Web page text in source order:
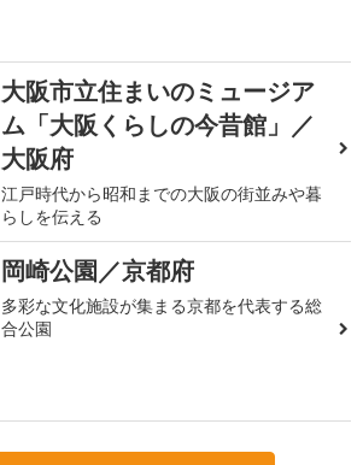
大阪市立住まいのミュージア
ム「大阪くらしの今昔館」／
大阪府
江戸時代から昭和までの大阪の街並みや暮
らしを伝える
岡崎公園／京都府
多彩な文化施設が集まる京都を代表する総
合公園